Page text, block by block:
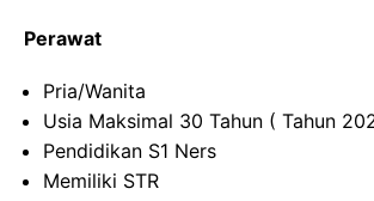
Perawat
Pria/Wanita
Usia Maksimal 30 Tahun ( Tahun
Pendidikan S1 Ners
Memiliki STR